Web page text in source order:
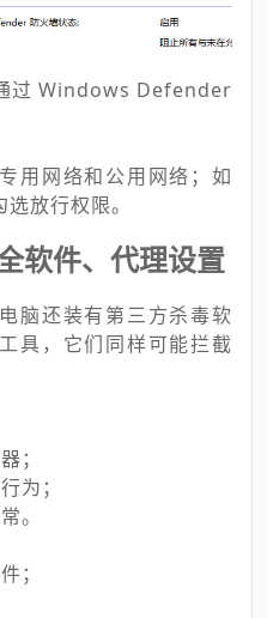
过 Windows Defender
用网络和公用网络；如
放行权限。
软件、代理设置
脑还装有第三方杀毒软
具，它们同样可能拦截
；
为；
。
；